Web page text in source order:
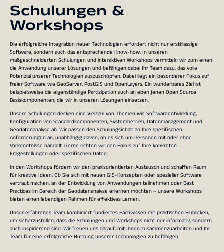
Schulungen &
Workshops
Die erfolgreiche Integration neuer Technologien erfordert nicht nur erstklassige
Software, sondern auch das entsprechende Know-how. In unseren
maßgeschneiderten Schulungen und interaktiven Workshops vermitteln wir zum einen
die Anwendung unserer Lösungen und befähigen dabei Ihr Team dazu, das volle
Potenzial unserer Technologien auszuschöpfen. Dabei liegt ein besonderer Fokus auf
freier Software wie GeoServer, PostGIS und OpenLayers. Ein wunderbares Ziel ist
beispielsweise die eigenständige Partizipation auch an eben jenen Open Source
Basiskomponenten, die wir in unseren Lösungen einsetzen.
Unsere Schulungen decken eine Vielzahl von Themen wie Softwareentwicklung,
Konfiguration von Standardkomponenten, Systembetrieb, Datenmanagement und
Geodatenanalyse ab. Wir passen den Schulungsinhalt an Ihre spezifischen
Anforderungen an, unabhängig davon, ob es sich um Personen mit oder ohne
Vorkenntnisse handelt. Gerne richten wir den Fokus auf Ihre konkreten
Fragestellungen oder spezifischen Daten.
In den Workshops fördern wir den praxisorientierten Austausch und schaffen Raum
für kreative Ideen. Ob Sie sich mit neuen GIS-Konzepten oder spezieller Software
vertraut machen, an der Entwicklung von Anwendungen teilnehmen oder Best
Practices im Bereich der Geodatenanalyse erlernen möchten – unsere Workshops
bieten einen lebendigen Rahmen für effektives Lernen.
Unser erfahrenes Team kombiniert fundiertes Fachwissen mit praktischen Einblicken,
um sicherzustellen, dass die Schulungen und Workshops nicht nur informativ, sondern
auch inspirierend sind. Wir freuen uns darauf, mit Ihnen zusammenzuarbeiten und Ihr
Team für eine erfolgreiche Nutzung unserer Technologien zu befähigen.